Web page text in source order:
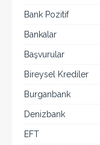
Bank Pozitif
Bankalar
Başvurular
Bireysel Krediler
Burganbank
Denizbank
EFT